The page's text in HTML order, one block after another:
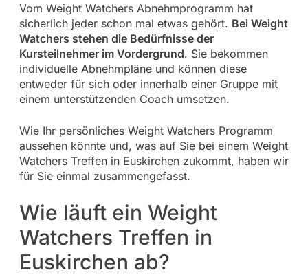
Vom Weight Watchers Abnehmprogramm hat
sicherlich jeder schon mal etwas gehört. Bei Weight
Watchers stehen die Bedürfnisse der
Kursteilnehmer im Vordergrund. Sie bekommen
individuelle Abnehmpläne und können diese
entweder für sich oder innerhalb einer Gruppe mit
einem unterstützenden Coach umsetzen.
Wie Ihr persönliches Weight Watchers Programm
aussehen könnte und, was auf Sie bei einem Weight
Watchers Treffen in Euskirchen zukommt, haben wir
für Sie einmal zusammengefasst.
Wie läuft ein Weight
Watchers Treffen in
Euskirchen ab?